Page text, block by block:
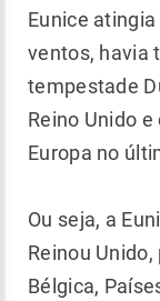
Eunice
ventos, havia
tempestade
Reino Unido
Europa no
Ou seja, a
Reinou
Bélgica,